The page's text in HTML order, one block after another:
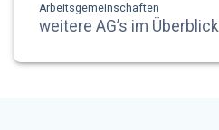
Arbeitsgemeinschaften
weitere AG’s im Überblick